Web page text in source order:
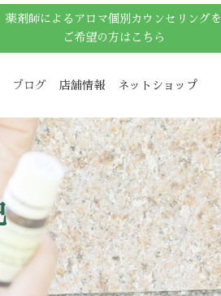
薬剤師によるアロマ個別カウンセリングを
ご希望の方はこちら
ブログ 店舗情報 ネットショップ